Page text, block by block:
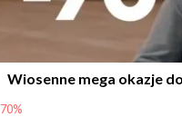
Wiosenne mega okazje
70%